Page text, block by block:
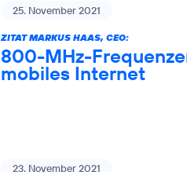
25. November 2021
ZITAT MARKUS HAAS, CEO:
800-MHz-
mobiles Internet
23. November 2021